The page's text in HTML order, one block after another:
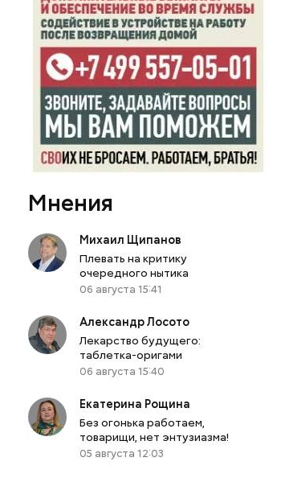
Мнения
Михаил Щипанов
Плевать на критику
очередного нытика
06 августа 15:41
Александр Лосото
Лекарство будущего:
таблетка-оригами
06 августа 15:40
Екатерина Рощина
Без огонька работаем,
товарищи, нет энтузиазма!
05 августа 12:03